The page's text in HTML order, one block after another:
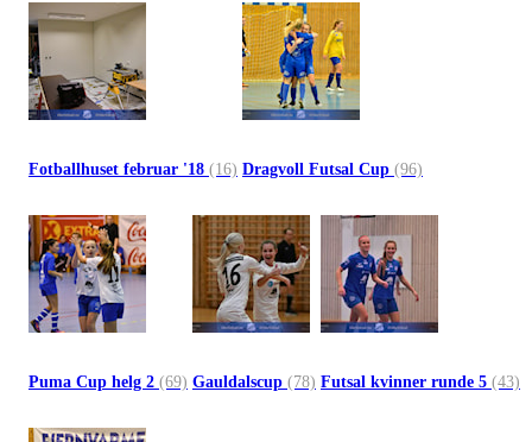
Fotballhuset februar '18 (16) Dragvoll Futsal Cup (96)
Puma Cup helg 2 (69) Gauldalscup (78) Futsal kvinner runde 5 (43)